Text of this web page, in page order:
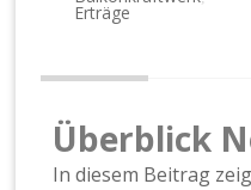
Erträge
Überblick
In diesem Beitrag